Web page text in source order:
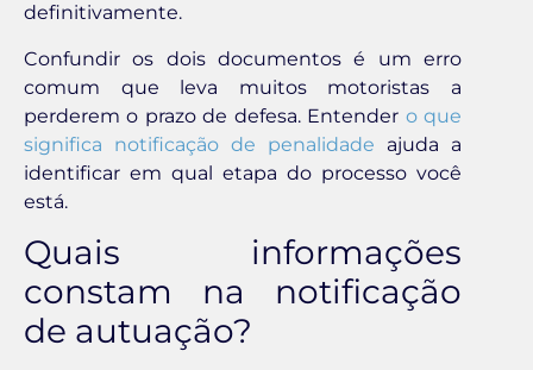
definitivamente.
Confundir os dois documentos é um erro
comum que leva muitos motoristas a
perderem o prazo de defesa. Entender o que
significa notificação de penalidade ajuda a
identificar em qual etapa do processo você
está.
Quais informações
constam na notificação
de autuação?